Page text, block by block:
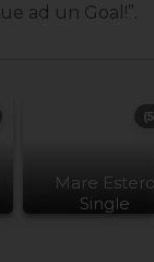
ad un Goal!”.
Mare
Single